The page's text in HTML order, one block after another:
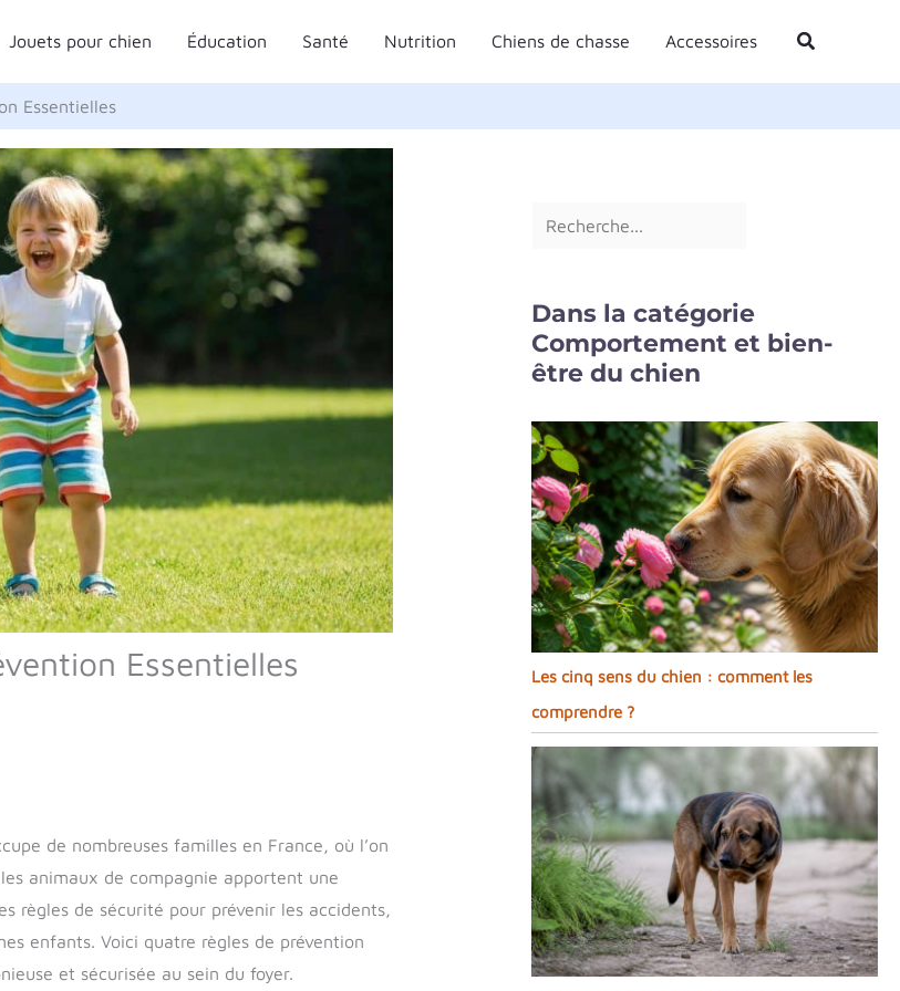
Jouets pour chien Éducation Santé Nutrition Chiens de chasse Accessoires Rechercher
Essentielles
Essentielles
de nombreuses familles en France, où l’on
animaux de compagnie apportent une
règles de sécurité pour prévenir les accidents,
enfants. Voici quatre règles de prévention
et sécurisée au sein du foyer.
e
c
e
r
Dans la catégorie
Comportement et bien-
être du chien
Les cinq sens du chien : comment les
comprendre ?